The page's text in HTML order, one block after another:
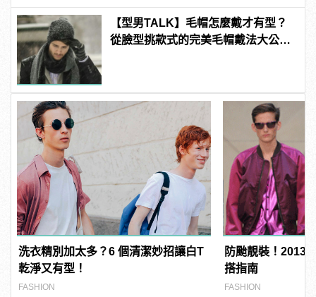
【型男TALK】毛帽怎麼戴才有型？
從臉型挑款式的完美毛帽戴法大公
洗衣精別加太多？6 個清潔妙招讓白T
乾淨又有型！
FASHION
防颱靚裝！2013
搭指南
FASHION